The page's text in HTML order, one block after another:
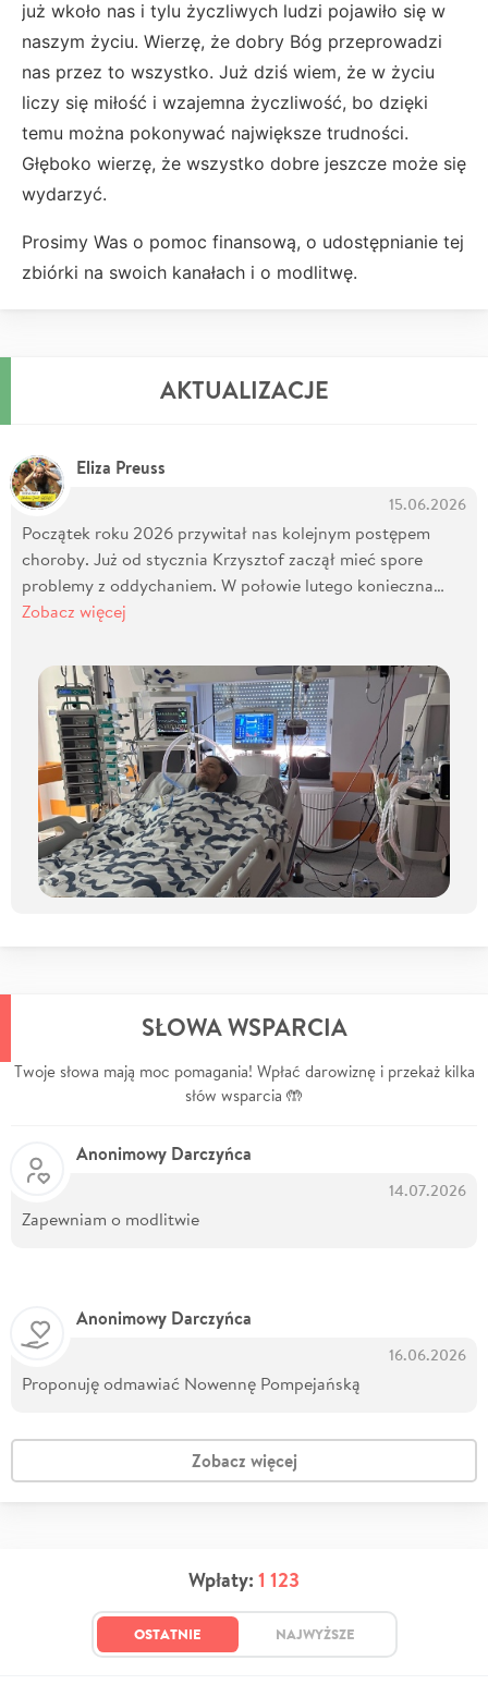
już wkoło nas i tylu życzliwych ludzi pojawiło się w
naszym życiu. Wierzę, że dobry Bóg przeprowadzi
nas przez to wszystko. Już dziś wiem, że w życiu
liczy się miłość i wzajemna życzliwość, bo dzięki
temu można pokonywać największe trudności.
Głęboko wierzę, że wszystko dobre jeszcze może się
wydarzyć.
Prosimy Was o pomoc finansową, o udostępnianie tej
zbiórki na swoich kanałach i o modlitwę.
AKTUALIZACJE
Eliza Preuss
15.06.2026
Początek roku 2026 przywitał nas kolejnym postępem
choroby. Już od stycznia Krzysztof zaczął mieć spore
problemy z oddychaniem. W połowie lutego konieczna…
Zobacz więcej
SŁOWA WSPARCIA
Twoje słowa mają moc pomagania! Wpłać darowiznę i przekaż kilka
słów wsparcia 🤲
Anonimowy Darczyńca
14.07.2026
Zapewniam o modlitwie
Anonimowy Darczyńca
16.06.2026
Proponuję odmawiać Nowennę Pompejańską
Zobacz więcej
Wpłaty: 1 123
OSTATNIE NAJWYŻSZE